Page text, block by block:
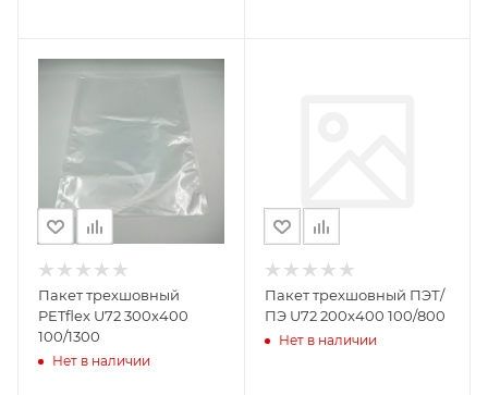
Пакет трехшовный
PETflex U72 300x400
100/1300
Нет в наличии
Пакет трехшовный ПЭТ/
ПЭ U72 200x400 100/800
Нет в наличии